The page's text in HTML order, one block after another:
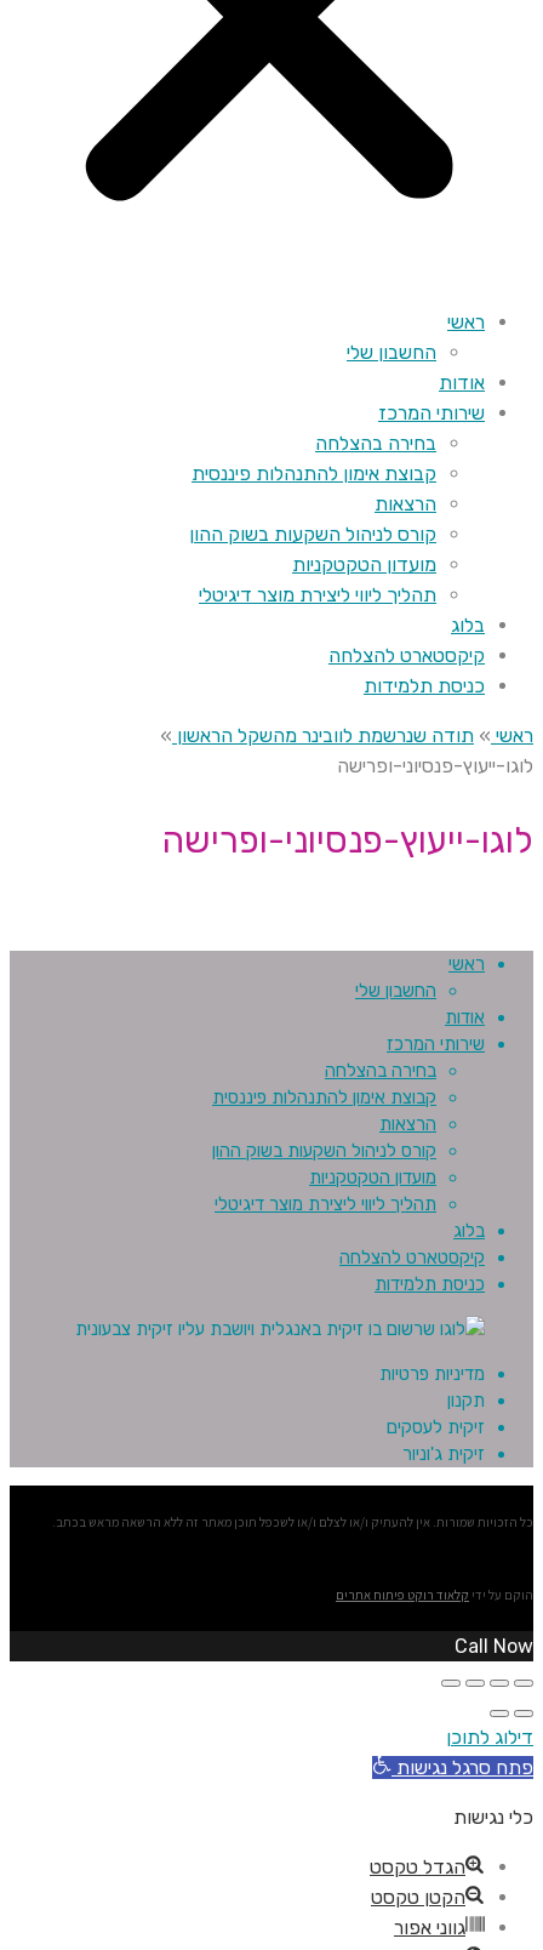
ראשי
החשבון שלי
אודות
שירותי המרכז
בחירה בהצלחה
קבוצת אימון להתנהלות פיננסית
הרצאות
קורס לניהול השקעות בשוק ההון
מועדון הטקטקניות
תהליך ליווי ליצירת מוצר דיגיטלי
בלוג
קיקסטארט להצלחה
כניסת תלמידות
ראשי » תודה שנרשמת לוובינר מהשקל הראשון »
לוגו-ייעוץ-פנסיוני-ופרישה
לוגו-ייעוץ-פנסיוני-ופרישה
ראשי
החשבון שלי
אודות
שירותי המרכז
בחירה בהצלחה
קבוצת אימון להתנהלות פיננסית
הרצאות
קורס לניהול השקעות בשוק ההון
מועדון הטקטקניות
תהליך ליווי ליצירת מוצר דיגיטלי
בלוג
קיקסטארט להצלחה
כניסת תלמידות
מדיניות פרטיות
תקנון
זיקית לעסקים
זיקית ג'וניור
כל הזכויות שמורות. אין להעתיק ו/או לצלם ו/או לשכפל תוכן מאתר זה ללא הרשאה מראש בכתב.
הוקם על ידי קלאוד רוקט פיתוח אתרים
Call Now
דילוג לתוכן
פתח סרגל נגישות
כלי נגישות
הגדל טקסט
הקטן טקסט
גווני אפור